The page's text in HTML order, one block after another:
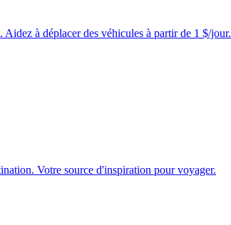
à déplacer des véhicules à partir de 1 $/jour.
Votre source d'inspiration pour voyager.